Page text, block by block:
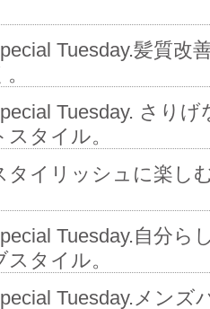
Tuesday.髪質改
Tuesday. さり
タイル。
タイリッシュに楽し
Tuesday.自分ら
タイル。
Tuesday.メンズ